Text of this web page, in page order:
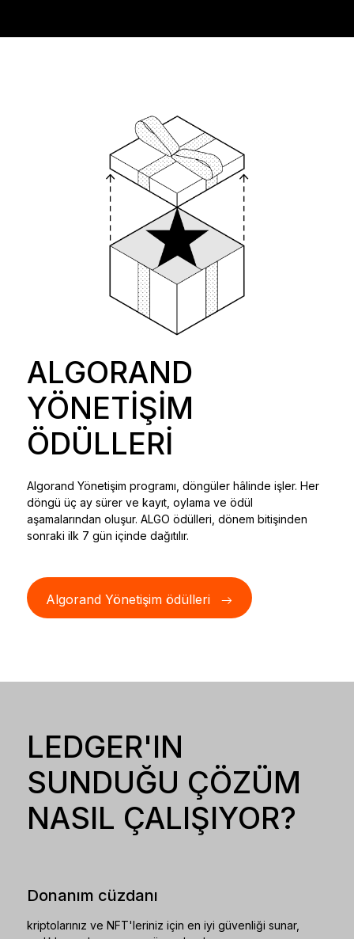
ALGORAND
YÖNETİŞİM
ÖDÜLLERİ
Algorand Yönetişim programı, döngüler hâlinde işler. Her
döngü üç ay sürer ve kayıt, oylama ve ödül
aşamalarından oluşur. ALGO ödülleri, dönem bitişinden
sonraki ilk 7 gün içinde dağıtılır.
Algorand Yönetişim ödülleri
LEDGER'IN
SUNDUĞU ÇÖZÜM
NASIL ÇALIŞIYOR?
Donanım cüzdanı
kriptolarınız ve NFT'leriniz için en iyi güvenliği sunar,